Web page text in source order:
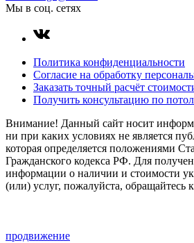
Мы в соц. сетях
Политика конфиденциальности
Согласие на обработку
Заказать точный расчёт
Получить консультацию по
Внимание! Данный сайт носит
ни при каких условиях не является
которая определяется положениями
Гражданского кодекса РФ. Для
информации о наличии и стоимости
(или) услуг, пожалуйста,
продвижение